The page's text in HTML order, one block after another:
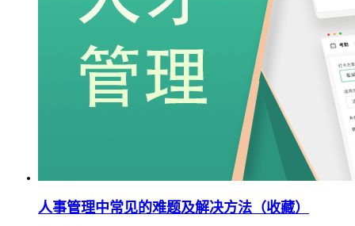
人事管理中常见的难题及解决方法（收藏）